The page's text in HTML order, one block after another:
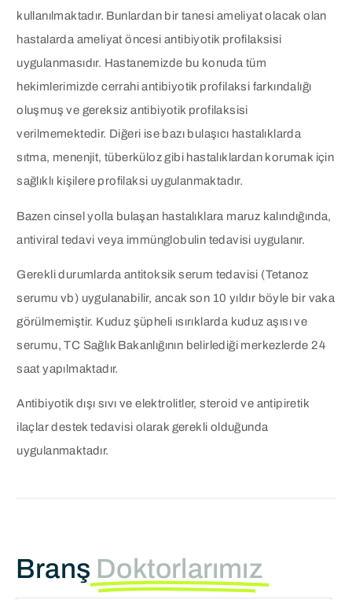
kullanılmaktadır. Bunlardan bir tanesi ameliyat olacak olan
hastalarda ameliyat öncesi antibiyotik profilaksisi
uygulanmasıdır. Hastanemizde bu konuda tüm
hekimlerimizde cerrahi antibiyotik profilaksi farkındalığı
oluşmuş ve gereksiz antibiyotik profilaksisi
verilmemektedir. Diğeri ise bazı bulaşıcı hastalıklarda
sıtma, menenjit, tüberküloz gibi hastalıklardan korumak için
sağlıklı kişilere profilaksi uygulanmaktadır.
Bazen cinsel yolla bulaşan hastalıklara maruz kalındığında,
antiviral tedavi veya immünglobulin tedavisi uygulanır.
Gerekli durumlarda antitoksik serum tedavisi (Tetanoz
serumu vb) uygulanabilir, ancak son 10 yıldır böyle bir vaka
görülmemiştir. Kuduz şüpheli ısırıklarda kuduz aşısı ve
serumu, TC Sağlık Bakanlığının belirlediği merkezlerde 24
saat yapılmaktadır.
Antibiyotik dışı sıvı ve elektrolitler, steroid ve antipiretik
ilaçlar destek tedavisi olarak gerekli olduğunda
uygulanmaktadır.
Branş Doktorlarımız